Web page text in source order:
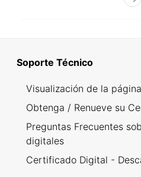
Soporte Técnico
Visualización de la página
Obtenga / Renueve su
Preguntas Frecuentes
digitales
Certificado Digital -